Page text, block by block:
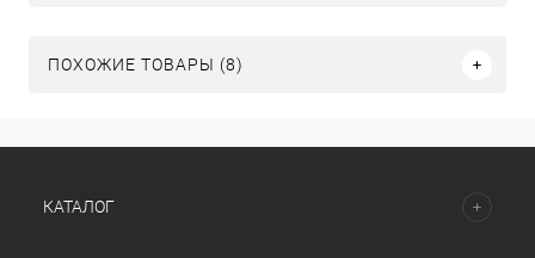
ПОХОЖИЕ ТОВАРЫ (8)
КАТАЛОГ